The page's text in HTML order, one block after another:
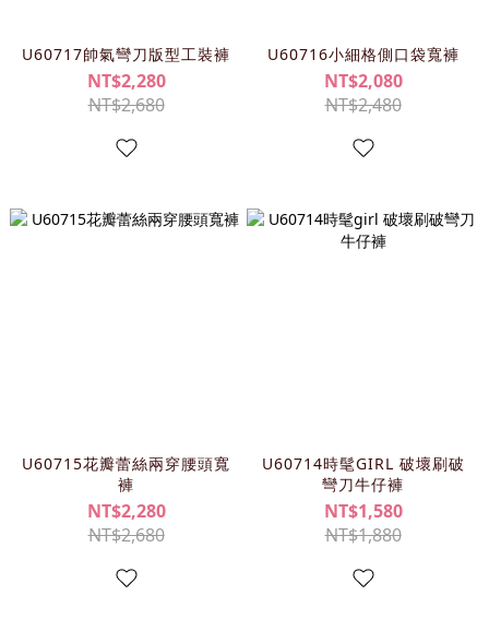
U60717帥氣彎刀版型工裝褲
NT$2,280
NT$2,680
U60716小細格側口袋寬褲
NT$2,080
NT$2,480
U60715花瓣蕾絲兩穿腰頭寬
褲
NT$2,280
NT$2,680
U60714時髦GIRL 破壞刷破
彎刀牛仔褲
NT$1,580
NT$1,880